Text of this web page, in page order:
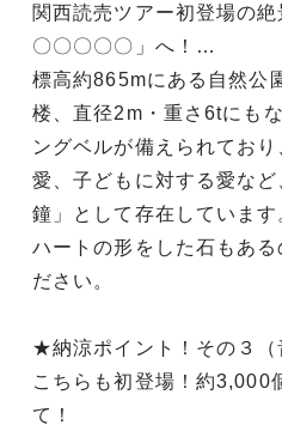
関西読売ツアー初登場の
〇〇〇〇〇」へ！…
標高約865mにある自然公
楼、直径2m・重さ6tにも
ングベルが備えられてお
愛、子どもに対する愛な
鐘」として存在していま
ハートの形をした石もある
ださい。
★納涼ポイント！その３（
こちらも初登場！約3,000
て！